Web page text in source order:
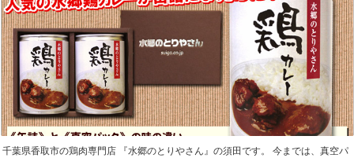
千葉県香取市の鶏肉専門店 『水郷のとりやさん』の須田です。 今までは、真空パ